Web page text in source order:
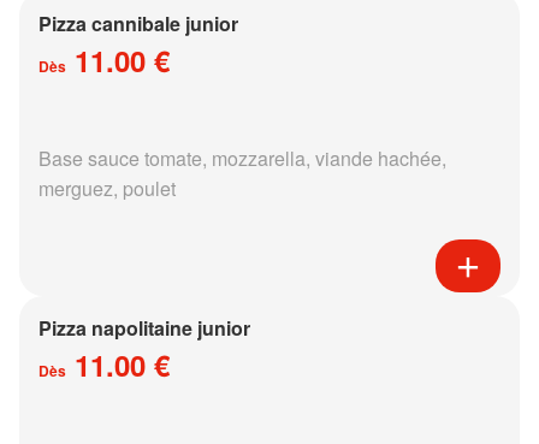
Pizza cannibale junior
Dès 11.00 €
Base sauce tomate, mozzarella, viande hachée,
merguez, poulet
Pizza napolitaine junior
Dès 11.00 €